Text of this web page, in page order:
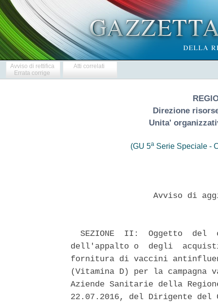
Avviso di rettifica
Errata corrige
Atti correlati
Direzione
Unita'
(GU 5aSerie Speciale -
Avviso di
SEZIONE  II:  Oggetto  del
dell'appalto o  degli
fornitura di vaccini
(Vitamina D) per la
Aziende Sanitarie della
22.07.2016, del Dirigente del